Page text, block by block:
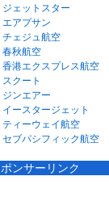
ジェットスター
エアプサン
チェジュ航空
春秋航空
香港エクスプレス航空
スクート
ジンエアー
イースタージェット
ティーウェイ航空
セブパシフィック航空
ンサーリンク